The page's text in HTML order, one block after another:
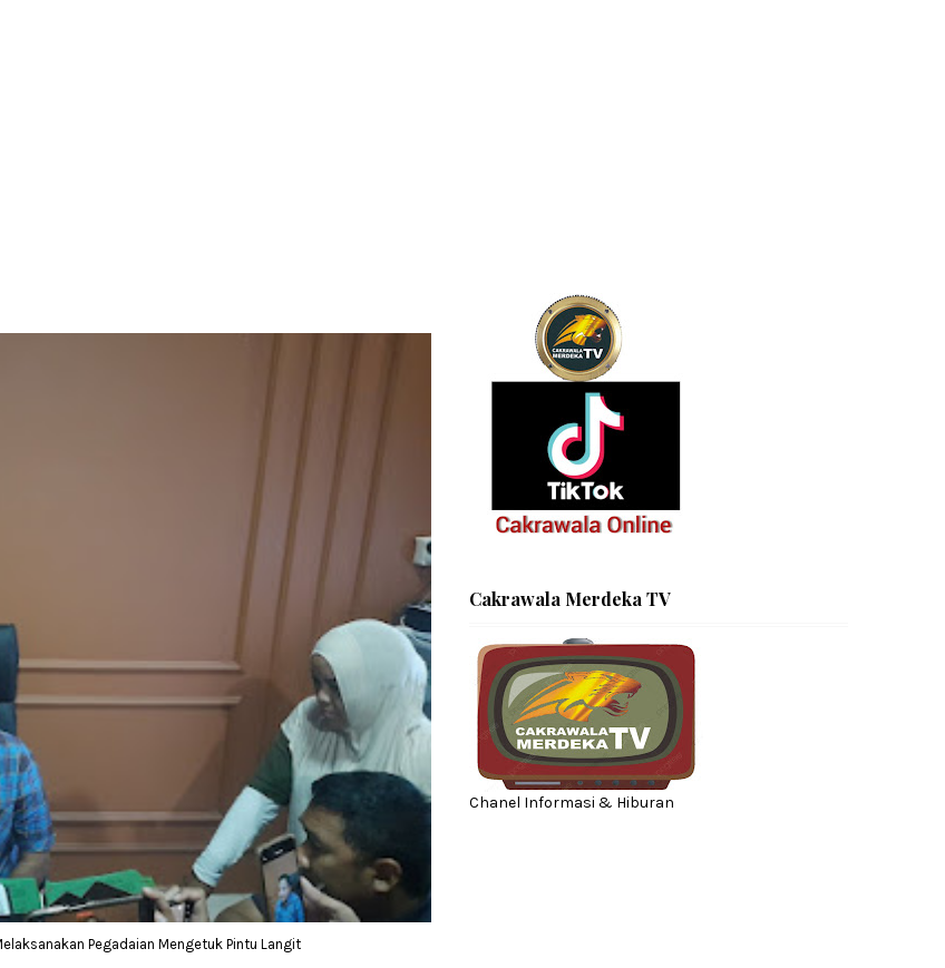
Pegadaian Mengetuk Pintu Langit
Cakrawala Merdeka TV
Chanel Informasi & Hiburan